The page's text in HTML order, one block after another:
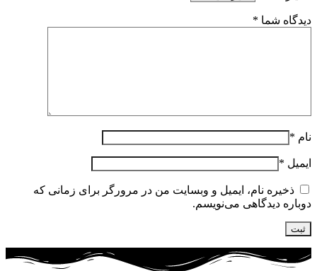
دیدگاه شما *
نام *
ایمیل *
ذخیره نام، ایمیل و وبسایت من در مرورگر برای زمانی که
دوباره دیدگاهی می‌نویسم.